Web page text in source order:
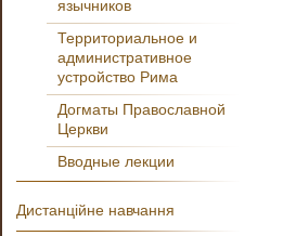
язычников
Территориальное и
административное
устройство Рима
Догматы Православной
Церкви
Вводные лекции
Дистанційне навчання